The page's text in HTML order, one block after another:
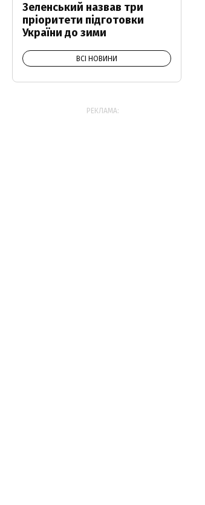
Зеленський назвав три
пріоритети підготовки
України до зими
ВСІ НОВИНИ
РЕКЛАМА: